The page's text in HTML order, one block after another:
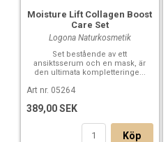
Moisture Lift Collagen Boost
Care Set
Logona Naturkosmetik
Set bestående av ett
ansiktsserum och en mask, är
den ultimata kompletteringe...
Art nr. 05264
389,00 SEK
Köp